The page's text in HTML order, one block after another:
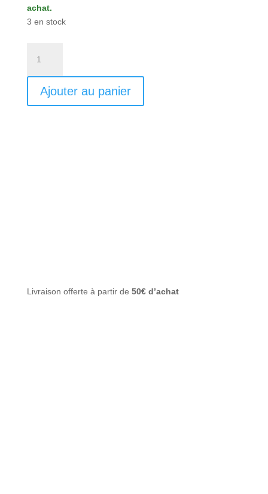
achat.
3 en stock
Gelée
coiffante
hydratante
Ajouter au panier
Livraison offerte à partir de 50€ d’achat